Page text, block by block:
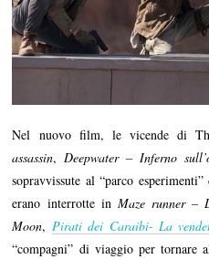
Nel nuovo film, le vicende di
assassin,Deepwater – Inferno
sopravvissute al “parco
erano interrotte in Maze runner –
Moon, Pirati dei Caraibi- La
“compagni” di viaggio per tornare